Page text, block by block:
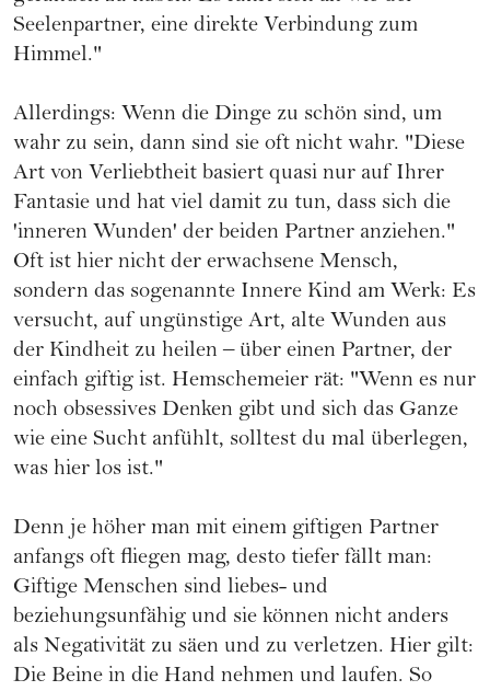
Seelenpartner, eine direkte Verbindung zum
Himmel."
Allerdings: Wenn die Dinge zu schön sind, um
wahr zu sein, dann sind sie oft nicht wahr. "Diese
Art von Verliebtheit basiert quasi nur auf Ihrer
Fantasie und hat viel damit zu tun, dass sich die
'inneren Wunden' der beiden Partner anziehen."
Oft ist hier nicht der erwachsene Mensch,
sondern das sogenannte Innere Kind am Werk: Es
versucht, auf ungünstige Art, alte Wunden aus
der Kindheit zu heilen – über einen Partner, der
einfach giftig ist. Hemschemeier rät: "Wenn es nur
noch obsessives Denken gibt und sich das Ganze
wie eine Sucht anfühlt, solltest du mal überlegen,
was hier los ist."
Denn je höher man mit einem giftigen Partner
anfangs oft fliegen mag, desto tiefer fällt man:
Giftige Menschen sind liebes- und
beziehungsunfähig und sie können nicht anders
als Negativität zu säen und zu verletzen. Hier gilt:
Die Beine in die Hand nehmen und laufen. So